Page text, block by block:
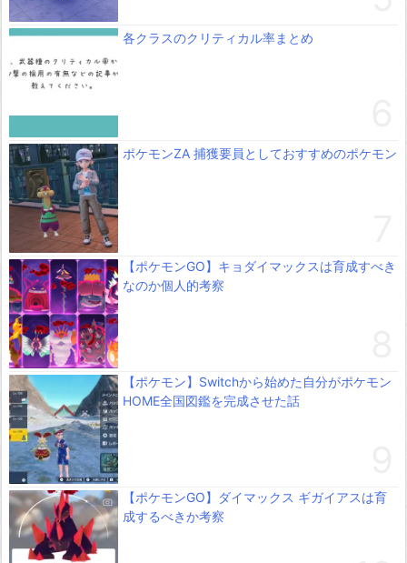
各クラスのクリティカル率まとめ
ポケモンZA 捕獲要員としておすすめのポケモン
【ポケモンGO】キョダイマックスは育成すべき
なのか個人的考察
【ポケモン】Switchから始めた自分がポケモン
HOME全国図鑑を完成させた話
【ポケモンGO】ダイマックス ギガイアスは育
成するべきか考察